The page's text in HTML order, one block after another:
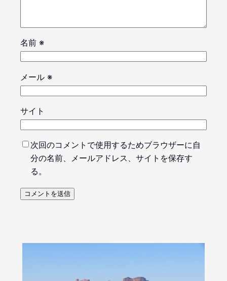
名前 ※
メール ※
サイト
次回のコメントで使用するためブラウザーに自
分の名前、メールアドレス、サイトを保存す
る。